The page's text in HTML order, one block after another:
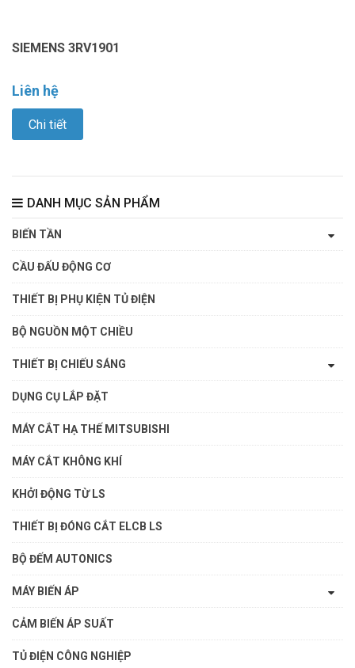
SIEMENS 3RV1901
Liên hệ
Chi tiết
DANH MỤC SẢN PHẨM
BIẾN TẦN
CẦU ĐẤU ĐỘNG CƠ
THIẾT BỊ PHỤ KIỆN TỦ ĐIỆN
BỘ NGUỒN MỘT CHIỀU
THIẾT BỊ CHIẾU SÁNG
DỤNG CỤ LẮP ĐẶT
MÁY CẮT HẠ THẾ MITSUBISHI
MÁY CẮT KHÔNG KHÍ
KHỞI ĐỘNG TỪ LS
THIẾT BỊ ĐÓNG CẮT ELCB LS
BỘ ĐẾM AUTONICS
MÁY BIẾN ÁP
CẢM BIẾN ÁP SUẤT
TỦ ĐIỆN CÔNG NGHIỆP